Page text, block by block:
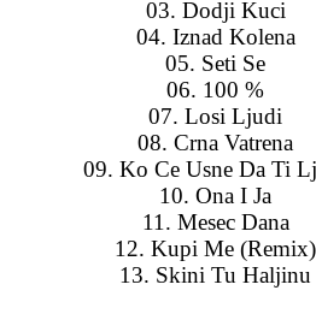
03. Dodji Kuci
04. Iznad Kolena
05. Seti Se
06. 100 %
07. Losi Ljudi
08. Crna Vatrena
09. Ko Ce Usne Da Ti
10. Ona I Ja
11. Mesec Dana
12. Kupi Me (Remix)
13. Skini Tu Haljinu